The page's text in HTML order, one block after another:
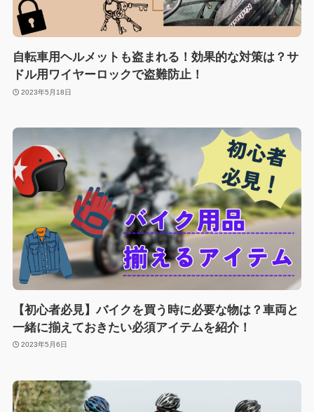
自転車用ヘルメットも盗まれる！効果的な対策は？サ
ドル用ワイヤーロックで盗難防止！
2023年5月18日
【初心者必見】バイクを買う時に必要な物は？車両と
一緒に揃えておきたい必須アイテムを紹介！
2023年5月6日